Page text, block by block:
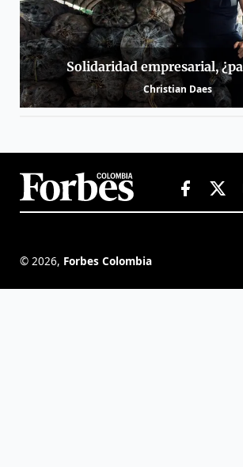
Solidaridad empresarial,
Christian Daes
© 2026, Forbes Colombia